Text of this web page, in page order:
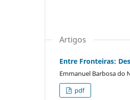
Artigos
Entre Fronteiras:
Emmanuel Barbosa do
pdf